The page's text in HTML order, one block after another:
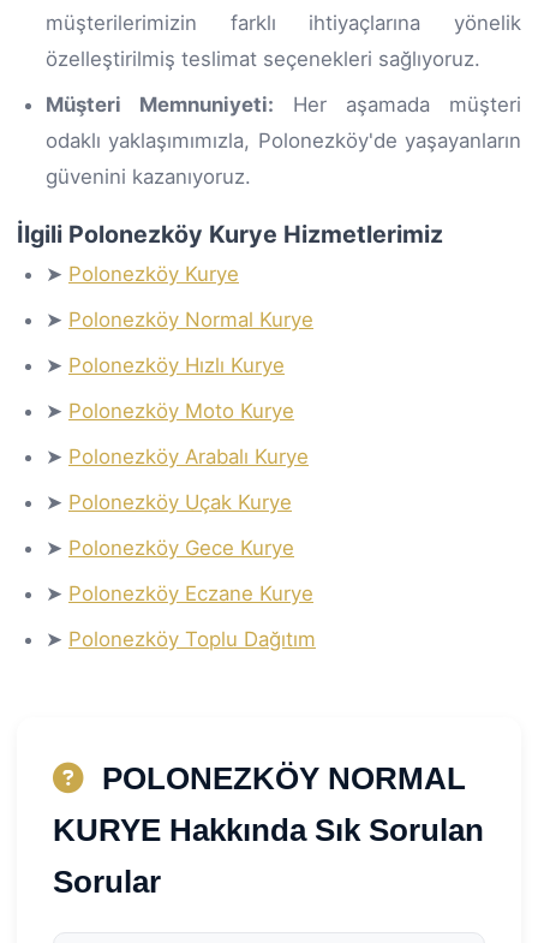
müşterilerimizin farklı ihtiyaçlarına yönelik
özelleştirilmiş teslimat seçenekleri sağlıyoruz.
Müşteri Memnuniyeti: Her aşamada müşteri
odaklı yaklaşımımızla, Polonezköy'de yaşayanların
güvenini kazanıyoruz.
İlgili Polonezköy Kurye Hizmetlerimiz
➤ Polonezköy Kurye
➤ Polonezköy Normal Kurye
➤ Polonezköy Hızlı Kurye
➤ Polonezköy Moto Kurye
➤ Polonezköy Arabalı Kurye
➤ Polonezköy Uçak Kurye
➤ Polonezköy Gece Kurye
➤ Polonezköy Eczane Kurye
➤ Polonezköy Toplu Dağıtım
POLONEZKÖY NORMAL
KURYE Hakkında Sık Sorulan
Sorular